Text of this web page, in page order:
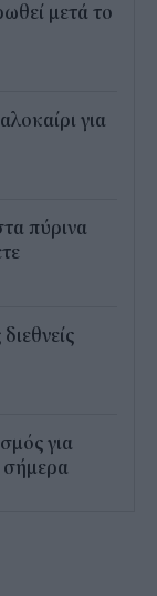
μετά το
για
πύρινα
για